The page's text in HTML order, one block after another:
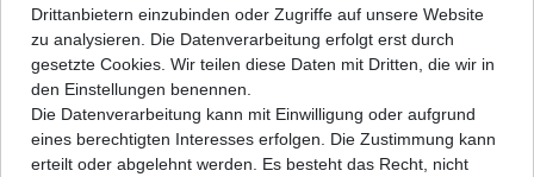
* inkl. ges. MwSt. zzgl. Versandkosten
Beschreibung
Drittanbietern einzubinden oder Zugriffe auf unsere Website
zu analysieren. Die Datenverarbeitung erfolgt erst durch
gesetzte Cookies. Wir teilen diese Daten mit Dritten, die wir in
den Einstellungen benennen.
Die Datenverarbeitung kann mit Einwilligung oder aufgrund
eines berechtigten Interesses erfolgen. Die Zustimmung kann
erteilt oder abgelehnt werden. Es besteht das Recht, nicht